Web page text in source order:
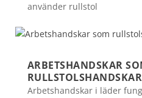
använder rullstol
ARBETSHANDSKAR
RULLSTOLSHANDSKAR
Arbetshandskar i läder